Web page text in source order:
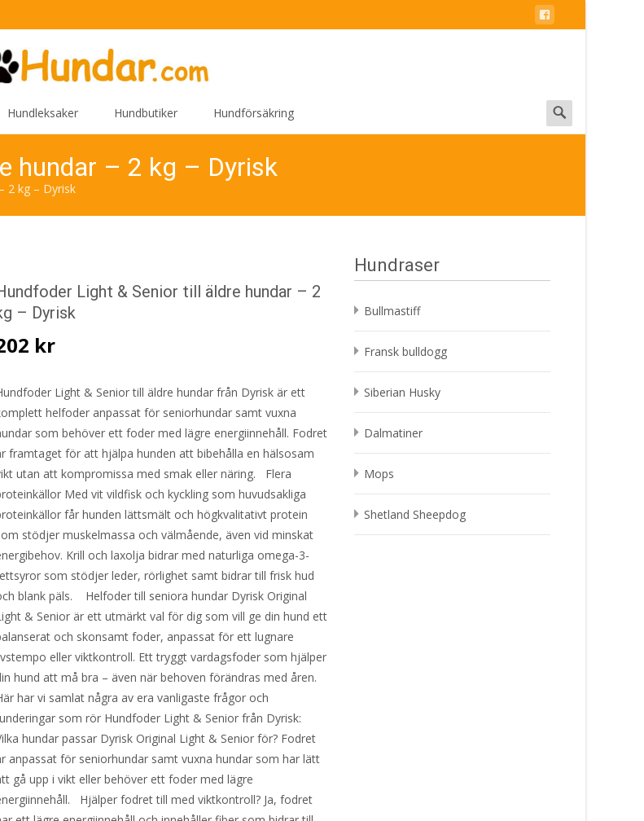
Hundleksaker Hundbutiker Hundförsäkring
Search
for:
hundar – 2 kg – Dyrisk
2 kg – Dyrisk
Light & Senior till äldre hundar – 2
– Dyrisk
kr
Light & Senior till äldre hundar från Dyrisk är ett
helfoder anpassat för seniorhundar samt vuxna
som behöver ett foder med lägre energiinnehåll. Fodret
framtaget för att hjälpa hunden att bibehålla en hälsosam
utan att kompromissa med smak eller näring. Flera
Med vit vildfisk och kyckling som huvudsakliga
får hunden lättsmält och högkvalitativt protein
stödjer muskelmassa och välmående, även vid minskat
Krill och laxolja bidrar med naturliga omega-3-
som stödjer leder, rörlighet samt bidrar till frisk hud
blank päls. Helfoder till seniora hundar Dyrisk Original
& Senior är ett utmärkt val för dig som vill ge din hund ett
och skonsamt foder, anpassat för ett lugnare
eller viktkontroll. Ett tryggt vardagsfoder som hjälper
hund att må bra – även när behoven förändras med åren.
har vi samlat några av era vanligaste frågor och
som rör Hundfoder Light & Senior från Dyrisk:
hundar passar Dyrisk Original Light & Senior för? Fodret
anpassat för seniorhundar samt vuxna hundar som har lätt
gå upp i vikt eller behöver ett foder med lägre
Hjälper fodret till med viktkontroll? Ja, fodret
Hundraser
Bullmastiff
Fransk bulldogg
Siberian Husky
Dalmatiner
Mops
Shetland Sheepdog